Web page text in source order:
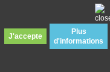
J'accepte
Plus
d'informations